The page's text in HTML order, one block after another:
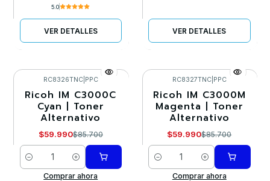
5.0
VER DETALLES VER DETALLES
-30%
RC8326TNC| PPC
Ricoh IM C3000C
Cyan | Toner
Alternativo
$59.990$85.700
Cantidad
Comprar ahora
-30%
RC8327TNC| PPC
Ricoh IM C3000M
Magenta | Toner
Alternativo
$59.990$85.700
Cantidad
Comprar ahora